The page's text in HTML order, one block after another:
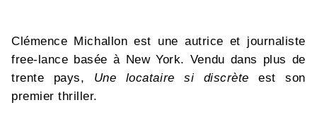
Clémence Michallon est une autrice et journaliste
free-lance basée à New York. Vendu dans plus de
trente pays, Une locataire si discrète est son
premier thriller.